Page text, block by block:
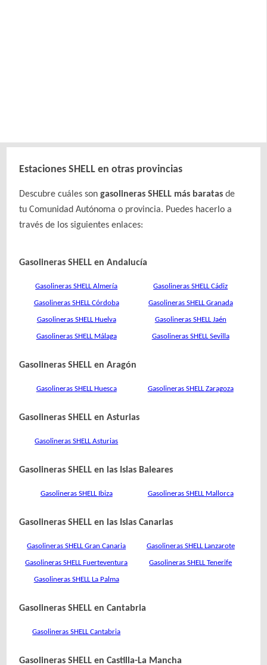
Estaciones SHELL en otras provincias
Descubre cuáles songasolineras SHELL más baratas de
tu Comunidad Autónoma o provincia. Puedes hacerlo a
través de los siguientes enlaces:
Gasolineras SHELL en Andalucía
Gasolineras SHELL Almería Gasolineras SHELL Cádiz
Gasolineras SHELL Córdoba Gasolineras SHELL Granada
Gasolineras SHELL Huelva Gasolineras SHELL Jaén
Gasolineras SHELL Málaga Gasolineras SHELL Sevilla
Gasolineras SHELL en Aragón
Gasolineras SHELL Huesca Gasolineras SHELL Zaragoza
Gasolineras SHELL en Asturias
Gasolineras SHELL Asturias
Gasolineras SHELL en las Islas Baleares
Gasolineras SHELL Ibiza Gasolineras SHELL Mallorca
Gasolineras SHELL en las Islas Canarias
Gasolineras SHELL Gran Canaria Gasolineras SHELL Lanzarote
Gasolineras SHELL Fuerteventura Gasolineras SHELL Tenerife
Gasolineras SHELL La Palma
Gasolineras SHELL en Cantabria
Gasolineras SHELL Cantabria
Gasolineras SHELL en Castilla-La Mancha